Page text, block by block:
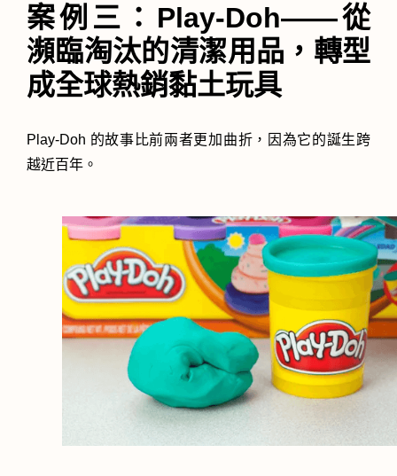
案例三：Play-Doh——從
瀕臨淘汰的清潔用品，轉型
成全球熱銷黏土玩具
Play-Doh 的故事比前兩者更加曲折，因為它的誕生跨
越近百年。